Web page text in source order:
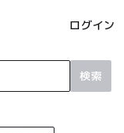
ログイン
検索